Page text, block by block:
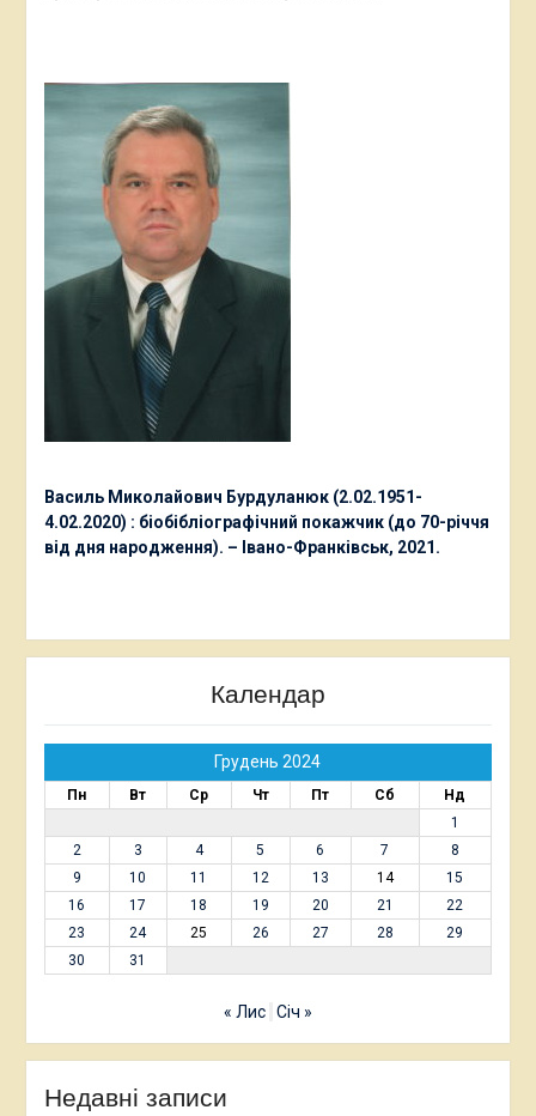
Василь Миколайович Бурдуланюк (2.02.1951-
4.02.2020) : біобібліографічний покажчик (до 70-річчя
від дня народження). – Івано-Франківськ, 2021.
Календар
Грудень 2024
Пн Вт Ср Чт Пт Сб
Нд
1
2
3 4 5 6 7
8
9
10 11 12 13 14
15
16
17 18 19 20 21
22
23
24 25 26 27 28
29
30
31
« Лис Січ »
Недавні записи